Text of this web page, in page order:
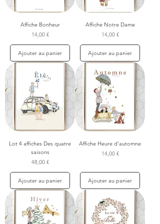
Affiche Bonheur
Prix
14,00 €
Ajouter au panier
Affiche Notre Dame
Prix
14,00 €
Ajouter au panier
Lot 4 affiches Des quatre
saisons
Prix
48,00 €
Ajouter au panier
Affiche Heure d'automne
Prix
14,00 €
Ajouter au panier